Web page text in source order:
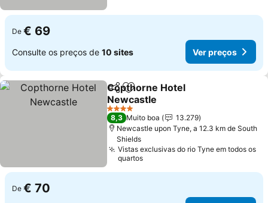
De € 69
Consulte os preços de 10 sites Ver preços
PartilharAdicionar aos favoritos
Copthorne Hotel
Newcastle
Ver preços
4 Estrelas
8,3 Muito boa
13.279
Newcastle upon Tyne, a 12.3 km de South
Shields
Vistas exclusivas do rio Tyne em todos os
quartos
De € 70